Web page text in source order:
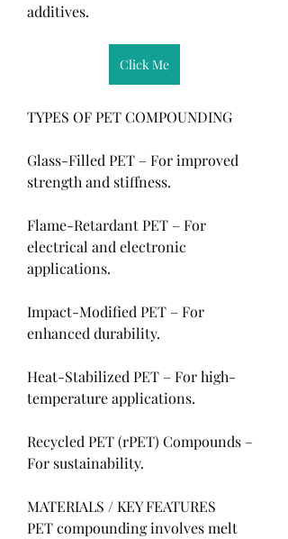
additives.
Click Me
TYPES OF PET COMPOUNDING
Glass-Filled PET – For improved
strength and stiffness.
Flame-Retardant PET – For
electrical and electronic
applications.
Impact-Modified PET – For
enhanced durability.
Heat-Stabilized PET – For high-
temperature applications.
Recycled PET (rPET) Compounds –
For sustainability.
MATERIALS / KEY FEATURES
PET compounding involves melt